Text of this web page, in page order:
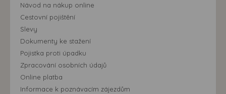
Návod na nákup online
Cestovní pojištění
Slevy
Dokumenty ke stažení
Pojistka proti úpadku
Zpracování osobních údajů
Online platba
Informace k poznávacím zájezdům